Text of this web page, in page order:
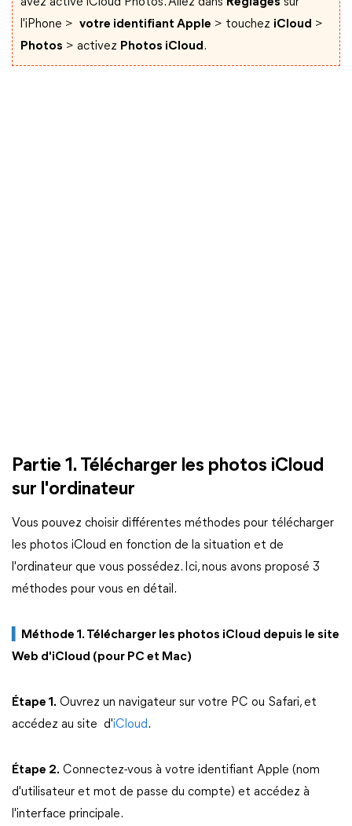
l'iPhone > votre identifiant Apple > touchez iCloud >
Photos > activez Photos iCloud.
Partie 1. Télécharger les photos iCloud
sur l'ordinateur
Vous pouvez choisir différentes méthodes pour télécharger
les photos iCloud en fonction de la situation et de
l'ordinateur que vous possédez. Ici, nous avons proposé 3
méthodes pour vous en détail.
Méthode 1. Télécharger les photos iCloud depuis le site
Web d'iCloud (pour PC et Mac)
Étape 1. Ouvrez un navigateur sur votre PC ou Safari, et
accédez au site d'iCloud.
Étape 2. Connectez-vous à votre identifiant Apple (nom
d'utilisateur et mot de passe du compte) et accédez à
l'interface principale.